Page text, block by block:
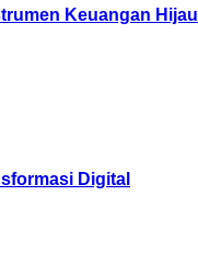
Keuangan Hijau
Digital